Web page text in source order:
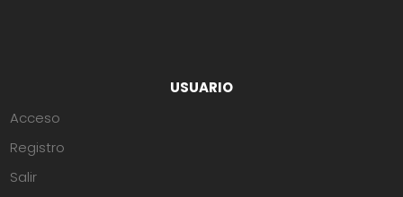
USUARIO
Acceso
Registro
Salir